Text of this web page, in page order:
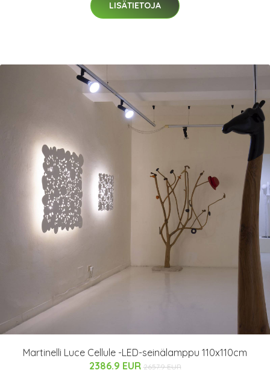
LISÄTIETOJA
Martinelli Luce Cellule -LED-seinälamppu 110x110cm
2386.9 EUR 2657.9 EUR